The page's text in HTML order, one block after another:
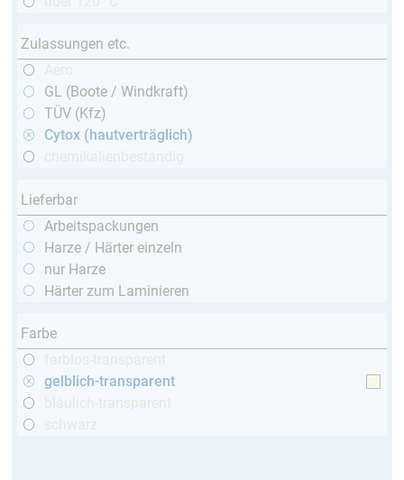
Zulassungen etc.
GL (Boote / Windkraft)
TÜV (Kfz)
Cytox (hautverträglich)
Lieferbar
Arbeitspackungen
Harze / Härter einzeln
nur Harze
Härter zum Laminieren
Farbe
gelblich-transparent